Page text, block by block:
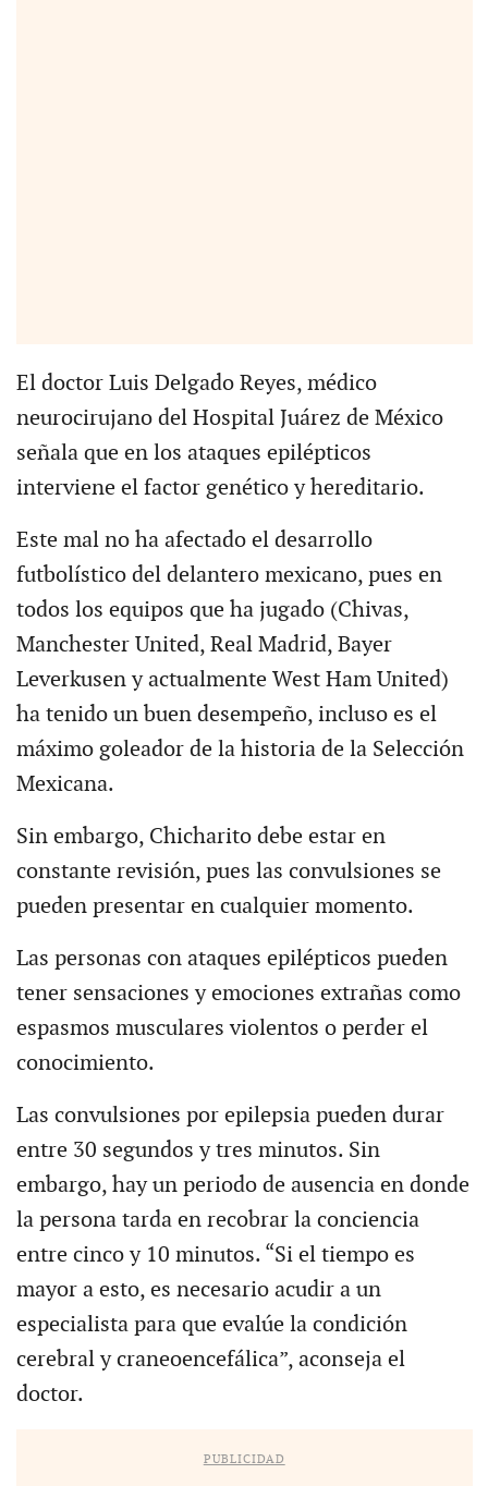
El doctor Luis Delgado Reyes, médico
neurocirujano del Hospital Juárez de México
señala que en los ataques epilépticos
interviene el factor genético y hereditario.
Este mal no ha afectado el desarrollo
futbolístico del delantero mexicano, pues en
todos los equipos que ha jugado (Chivas,
Manchester United, Real Madrid, Bayer
Leverkusen y actualmente West Ham United)
ha tenido un buen desempeño, incluso es el
máximo goleador de la historia de la Selección
Mexicana.
Sin embargo, Chicharito debe estar en
constante revisión, pues las convulsiones se
pueden presentar en cualquier momento.
Las personas con ataques epilépticos pueden
tener sensaciones y emociones extrañas como
espasmos musculares violentos o perder el
conocimiento.
Las convulsiones por epilepsia pueden durar
entre 30 segundos y tres minutos. Sin
embargo, hay un periodo de ausencia en donde
la persona tarda en recobrar la conciencia
entre cinco y 10 minutos. “Si el tiempo es
mayor a esto, es necesario acudir a un
especialista para que evalúe la condición
cerebral y craneoencefálica”, aconseja el
doctor.
PUBLICIDAD